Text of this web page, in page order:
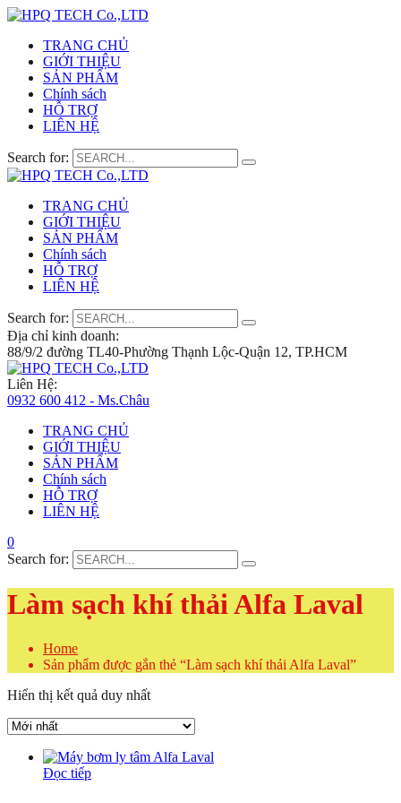
TRANG CHỦ
GIỚI THIỆU
SẢN PHẨM
Chính sách
HỖ TRỢ
LIÊN HỆ
Search for:
TRANG CHỦ
GIỚI THIỆU
SẢN PHẨM
Chính sách
HỖ TRỢ
LIÊN HỆ
Search for:
Địa chỉ kinh doanh:
88/9/2 đường TL40-Phường Thạnh Lộc-Quận 12, TP.HCM
Liên Hệ:
0932 600 412 - Ms.Châu
TRANG CHỦ
GIỚI THIỆU
SẢN PHẨM
Chính sách
HỖ TRỢ
LIÊN HỆ
0
Search for:
Làm sạch khí thải Alfa Laval
Home
Sản phẩm được gắn thẻ “Làm sạch khí thải Alfa Laval”
Hiển thị kết quả duy nhất
Đọc tiếp